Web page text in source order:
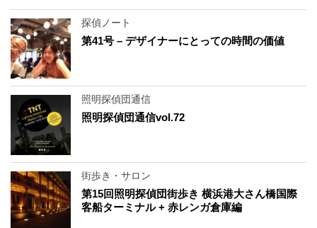
探偵ノート
第41号 – デザイナーにとっての時間の価値
照明探偵団通信
照明探偵団通信vol.72
街歩き・サロン
第15回照明探偵団街歩き 横浜港大さん橋国際
客船ターミナル + 赤レンガ倉庫編